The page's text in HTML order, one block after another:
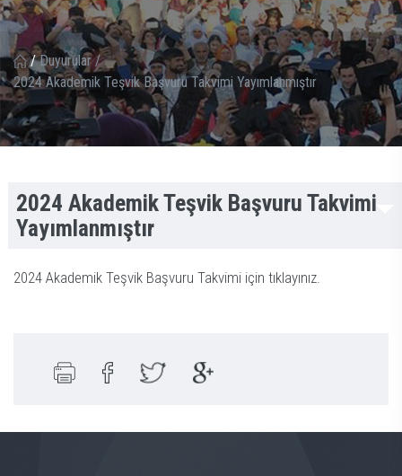
/ Duyurular /
2024 Akademik Teşvik Başvuru Takvimi Yayımlanmıştır
2024 Akademik Teşvik Başvuru Takvimi
Yayımlanmıştır
2024 Akademik Teşvik Başvuru Takvimi için tıklayınız.